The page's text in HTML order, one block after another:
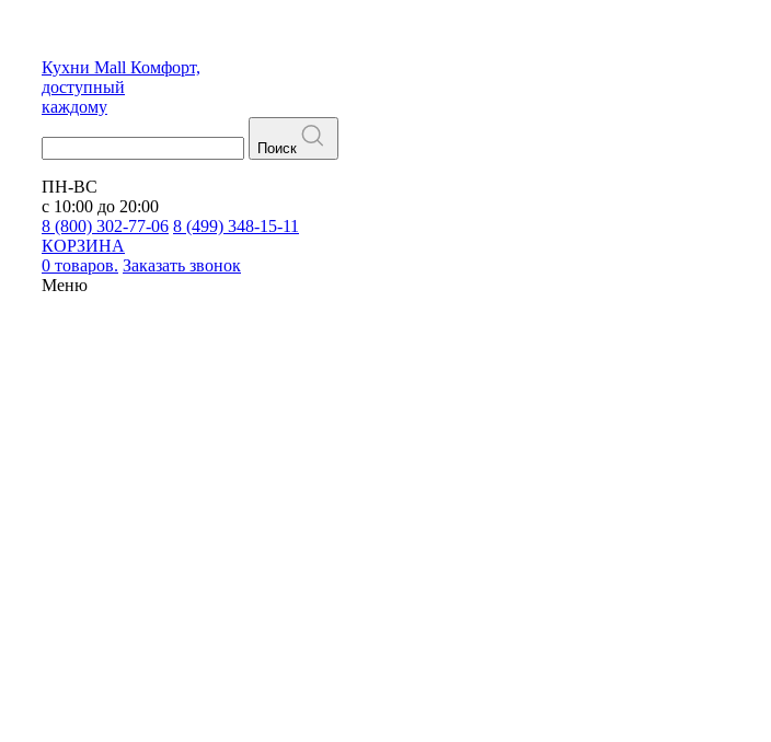
Кухни Mall Комфорт,
доступный
каждому
Поиск
ПН-ВС
с 10:00 до 20:00
8 (800) 302-77-06 8 (499) 348-15-11
КОРЗИНА
0 товаров. Заказать звонок
Меню